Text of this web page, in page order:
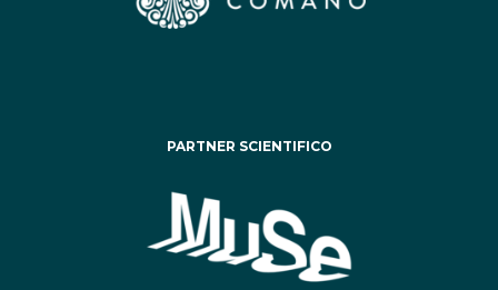
PARTNER SCIENTIFICO